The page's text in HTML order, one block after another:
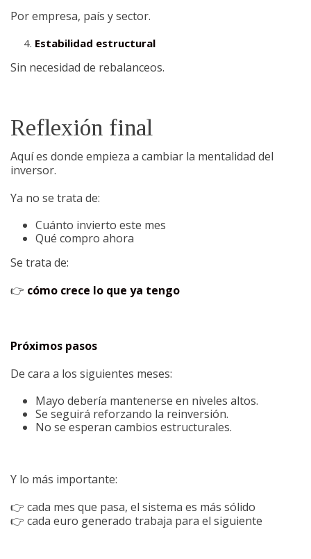
Por empresa, país y sector.
Estabilidad estructural
Sin necesidad de rebalanceos.
Reflexión final
Aquí es donde empieza a cambiar la mentalidad del
inversor.
Ya no se trata de:
Cuánto invierto este mes
Qué compro ahora
Se trata de:
👉 cómo crece lo que ya tengo
Próximos pasos
De cara a los siguientes meses:
Mayo debería mantenerse en niveles altos.
Se seguirá reforzando la reinversión.
No se esperan cambios estructurales.
Y lo más importante:
👉 cada mes que pasa, el sistema es más sólido
👉 cada euro generado trabaja para el siguiente